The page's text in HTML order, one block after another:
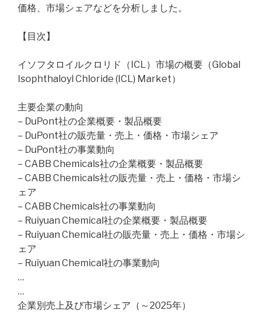
価格、市場シェアなどを分析しました。
【目次】
イソフタロイルクロリド（ICL）市場の概要（Global
Isophthaloyl Chloride (ICL) Market）
主要企業の動向
– DuPont社の企業概要・製品概要
– DuPont社の販売量・売上・価格・市場シェア
– DuPont社の事業動向
– CABB Chemicals社の企業概要・製品概要
– CABB Chemicals社の販売量・売上・価格・市場シ
ェア
– CABB Chemicals社の事業動向
– Ruiyuan Chemical社の企業概要・製品概要
– Ruiyuan Chemical社の販売量・売上・価格・市場シ
ェア
– Ruiyuan Chemical社の事業動向
…
…
企業別売上及び市場シェア（～2025年）